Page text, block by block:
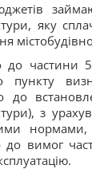
яку
до частини
пункту
до
з
до вимог